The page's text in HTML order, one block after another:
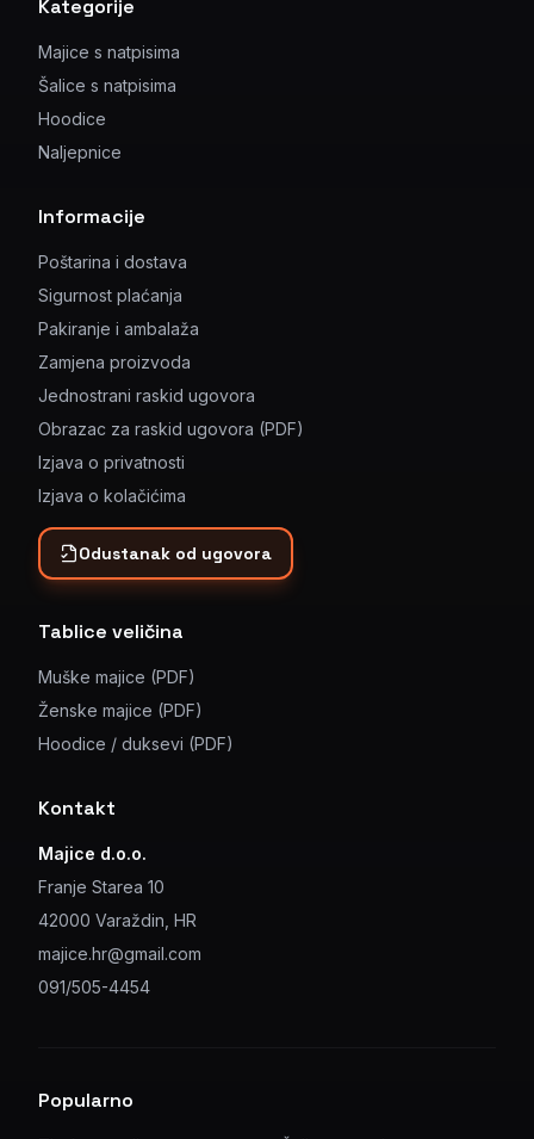
Kategorije
Majice s natpisima
Šalice s natpisima
Hoodice
Naljepnice
Informacije
Poštarina i dostava
Sigurnost plaćanja
Pakiranje i ambalaža
Zamjena proizvoda
Jednostrani raskid ugovora
Obrazac za raskid ugovora (PDF)
Izjava o privatnosti
Izjava o kolačićima
Odustanak od ugovora
Tablice veličina
Muške majice (PDF)
Ženske majice (PDF)
Hoodice / duksevi (PDF)
Kontakt
Majice d.o.o.
Franje Starea 10
42000 Varaždin, HR
majice.hr@gmail.com
091/505-4454
Popularno